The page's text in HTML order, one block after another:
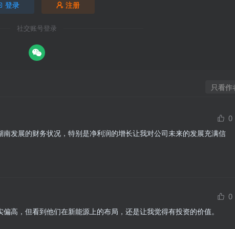
登录 注册
社交账号登录
只看作
0
发展的财务状况，特别是净利润的增长让我对公司未来的发展充满信
0
高，但看到他们在新能源上的布局，还是让我觉得有投资的价值。